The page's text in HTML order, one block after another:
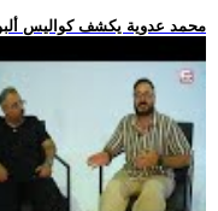
.. محمد عدوية يكشف كواليس